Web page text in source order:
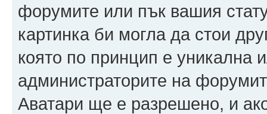
форумите или пък вашия
картинка би могла да стои
която по принцип е уникална
администраторите на
Аватари ще е разрешено, и